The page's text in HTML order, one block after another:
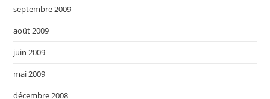
septembre 2009
août 2009
juin 2009
mai 2009
décembre 2008